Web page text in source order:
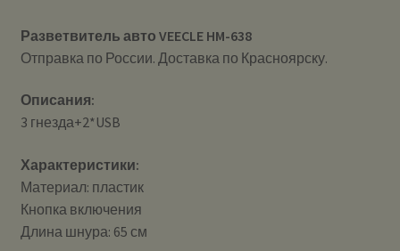
Разветвитель авто VEECLE HM-638
Отправка по России. Доставка по Красноярску.
Описания:
3 гнезда+2*USB
Характеристики:
Материал: пластик
Кнопка включения
Длина шнура: 65 см